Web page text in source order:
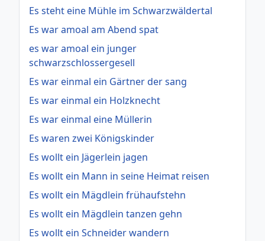
Es steht eine Mühle im Schwarzwäldertal
Es war amoal am Abend spat
es war amoal ein junger
schwarzschlossergesell
Es war einmal ein Gärtner der sang
Es war einmal ein Holzknecht
Es war einmal eine Müllerin
Es waren zwei Königskinder
Es wollt ein Jägerlein jagen
Es wollt ein Mann in seine Heimat reisen
Es wollt ein Mägdlein frühaufstehn
Es wollt ein Mägdlein tanzen gehn
Es wollt ein Schneider wandern